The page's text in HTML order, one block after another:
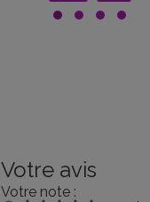
Votre avis
Votre note :